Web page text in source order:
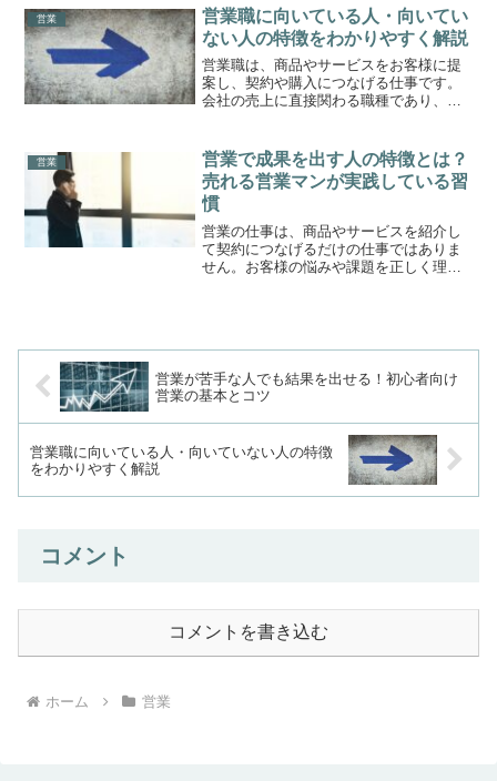
の差として表れます。対面よりも情報量
が限られる電話では、わず...
営業
営業職に向いている人・向いてい
ない人の特徴をわかりやすく解説
営業職は、商品やサービスをお客様に提
案し、契約や購入につなげる仕事です。
会社の売上に直接関わる職種であり、や
さを感じる場面もあります。そのため、
営業職に興味はあっても「...
営業
営業で成果を出す人の特徴とは？
売れる営業マンが実践している習
慣
営業の仕事は、商品やサービスを紹介し
て契約につなげるだけの仕事ではありま
せん。お客様の悩みや課題を正しく理解
営業が苦手な人でも結果を出せる！初心者向け
営業の基本とコツ
営業職に向いている人・向いていない人の特徴
をわかりやすく解説
コメント
コメントを書き込む
ホーム 営業